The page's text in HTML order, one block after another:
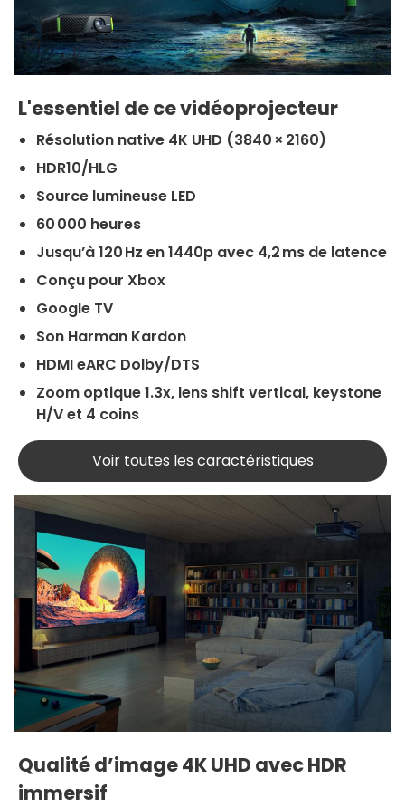
L'essentiel de ce vidéoprojecteur
Résolution native 4K UHD (3840 × 2160)
HDR10/HLG
Source lumineuse LED
60 000 heures
Jusqu’à 120 Hz en 1440p avec 4,2 ms de latence
Conçu pour Xbox
Google TV
Son Harman Kardon
HDMI eARC Dolby/DTS
Zoom optique 1.3x, lens shift vertical, keystone
H/V et 4 coins
Voir toutes les caractéristiques
Qualité d’image 4K UHD avec HDR
immersif